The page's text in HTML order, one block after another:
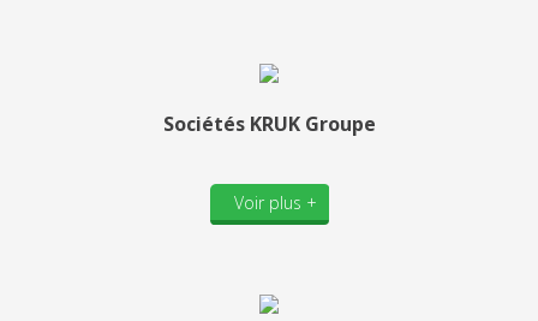
Sociétés KRUK Groupe
Voir plus +